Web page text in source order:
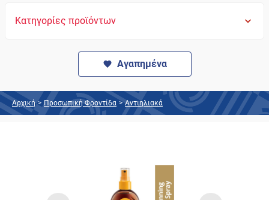
Κατηγορίες προϊόντων
Αγαπημένα
Αρχική > Προσωπική Φροντίδα > Αντιηλιακά